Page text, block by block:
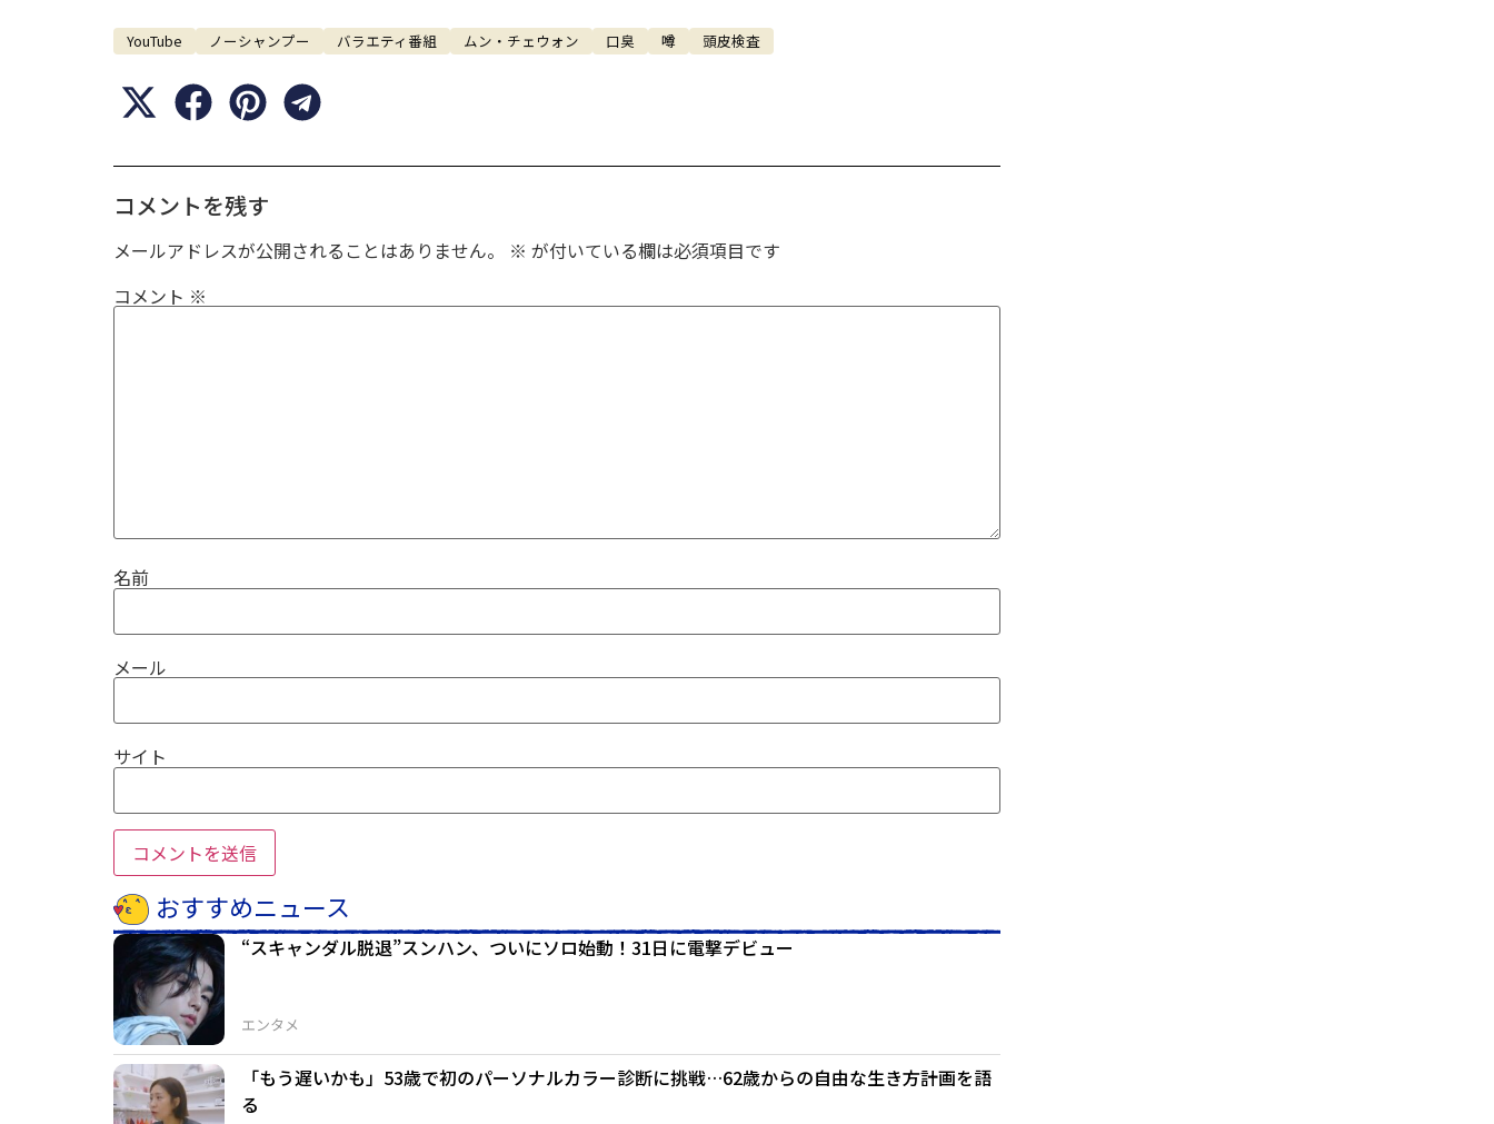
YouTube ノーシャンプー バラエティ番組 ムン・チェウォン 口臭 噂 頭皮検査
コメントを残す
メールアドレスが公開されることはありません。 ※ が付いている欄は必須項目です
コメント ※
名前
メール
サイト
おすすめニュース
エンタメ
“スキャンダル脱退”スンハン、ついにソロ始動！31日に電撃デビュー
「もう遅いかも」53歳で初のパーソナルカラー診断に挑戦…62歳からの自由な生き方計画を語
る